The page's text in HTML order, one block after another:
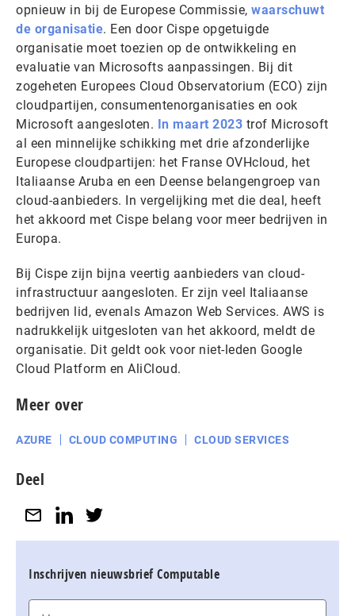
opnieuw in bij de Europese Commissie, waarschuwt
de organisatie. Een door Cispe opgetuigde
organisatie moet toezien op de ontwikkeling en
evaluatie van Microsofts aanpassingen. Bij dit
zogeheten Europees Cloud Observatorium (ECO) zijn
cloudpartijen, consumentenorganisaties en ook
Microsoft aangesloten. In maart 2023 trof Microsoft
al een minnelijke schikking met drie afzonderlijke
Europese cloudpartijen: het Franse OVHcloud, het
Italiaanse Aruba en een Deense belangengroep van
cloud-aanbieders. In vergelijking met die deal, heeft
het akkoord met Cispe belang voor meer bedrijven in
Europa.
Bij Cispe zijn bijna veertig aanbieders van cloud-
infrastructuur aangesloten. Er zijn veel Italiaanse
bedrijven lid, evenals Amazon Web Services. AWS is
nadrukkelijk uitgesloten van het akkoord, meldt de
organisatie. Dit geldt ook voor niet-leden Google
Cloud Platform en AliCloud.
Meer over
AZURE CLOUD COMPUTING CLOUD SERVICES
Deel
Inschrijven nieuwsbrief Computable